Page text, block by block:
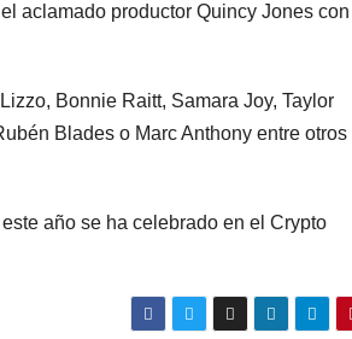
aclamado productor Quincy Jones con
Bonnie Raitt, Samara Joy, Taylor
Blades o Marc Anthony entre otros
año se ha celebrado en el Crypto